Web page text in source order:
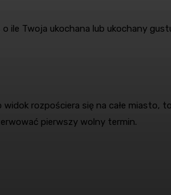
ile Twoja ukochana lub ukochany
rozpościera się na całe miasto,
pierwszy wolny termin.